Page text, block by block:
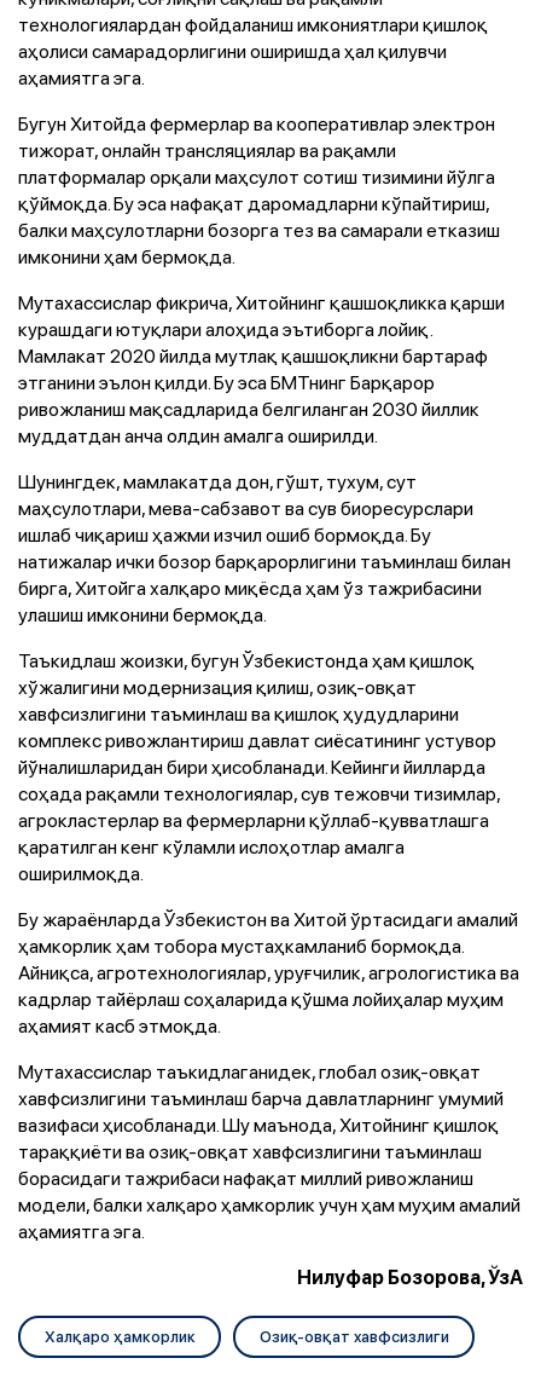
технологиялардан фойдаланиш имкониятлари қишлоқ
аҳолиси самарадорлигини оширишда ҳал қилувчи
аҳамиятга эга.
Бугун Хитойда фермерлар ва кооперативлар электрон
тижорат, онлайн трансляциялар ва рақамли
платформалар орқали маҳсулот сотиш тизимини йўлга
қўймоқда. Бу эса нафақат даромадларни кўпайтириш,
балки маҳсулотларни бозорга тез ва самарали етказиш
имконини ҳам бермоқда.
Мутахассислар фикрича, Хитойнинг қашшоқликка қарши
курашдаги ютуқлари алоҳида эътиборга лойиқ.
Мамлакат 2020 йилда мутлақ қашшоқликни бартараф
этганини эълон қилди. Бу эса БМТнинг Барқарор
ривожланиш мақсадларида белгиланган 2030 йиллик
муддатдан анча олдин амалга оширилди.
Шунингдек, мамлакатда дон, гўшт, тухум, сут
маҳсулотлари, мева-сабзавот ва сув биоресурслари
ишлаб чиқариш ҳажми изчил ошиб бормоқда. Бу
натижалар ички бозор барқарорлигини таъминлаш билан
бирга, Хитойга халқаро миқёсда ҳам ўз тажрибасини
улашиш имконини бермоқда.
Таъкидлаш жоизки, бугун Ўзбекистонда ҳам қишлоқ
хўжалигини модернизация қилиш, озиқ-овқат
хавфсизлигини таъминлаш ва қишлоқ ҳудудларини
комплекс ривожлантириш давлат сиёсатининг устувор
йўналишларидан бири ҳисобланади. Кейинги йилларда
соҳада рақамли технологиялар, сув тежовчи тизимлар,
агрокластерлар ва фермерларни қўллаб-қувватлашга
қаратилган кенг кўламли ислоҳотлар амалга
оширилмоқда.
Бу жараёнларда Ўзбекистон ва Хитой ўртасидаги амалий
ҳамкорлик ҳам тобора мустаҳкамланиб бормоқда.
Айниқса, агротехнологиялар, уруғчилик, агрологистика ва
кадрлар тайёрлаш соҳаларида қўшма лойиҳалар муҳим
аҳамият касб этмоқда.
Мутахассислар таъкидлаганидек, глобал озиқ-овқат
хавфсизлигини таъминлаш барча давлатларнинг умумий
вазифаси ҳисобланади. Шу маънода, Хитойнинг қишлоқ
тараққиёти ва озиқ-овқат хавфсизлигини таъминлаш
борасидаги тажрибаси нафақат миллий ривожланиш
модели, балки халқаро ҳамкорлик учун ҳам муҳим амалий
аҳамиятга эга.
Нилуфар Бозорова, ЎзА
Халқаро ҳамкорлик Озиқ-овқат хавфсизлиги